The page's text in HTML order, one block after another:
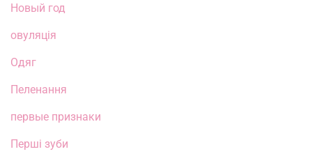
Новый год
овуляція
Одяг
Пеленання
первые признаки
Перші зуби